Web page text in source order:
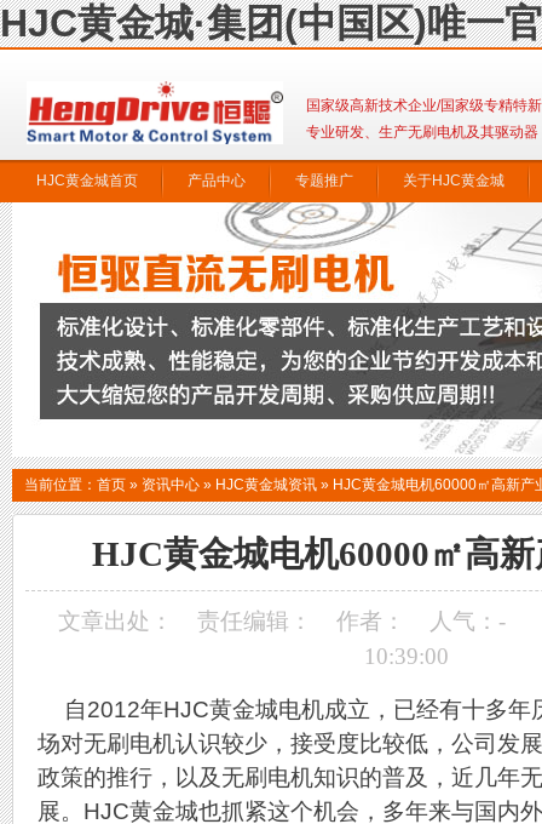
HJC黄金城·集团(中国区)唯一
国家级高新技术企业/国家级专精特
专业研发、生产无刷电机及其驱动器
HJC黄金城首页 产品中心 专题推广 关于HJC黄金城
当前位置： 首页 » 资讯中心 » HJC黄金城资讯 » HJC黄金城电机60000㎡高新产
HJC黄金城电机60000㎡高
文章出处： 责任编辑： 作者： 人气： -
10:39:00
自2012年HJC黄金城电机成立，已经有十多年
场对无刷电机认识较少，接受度比较低，公司发
政策的推行，以及无刷电机知识的普及，近几年
展。HJC黄金城也抓紧这个机会，多年来与国内